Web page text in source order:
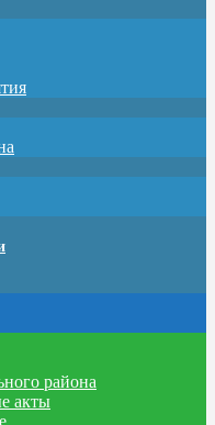
района
акты